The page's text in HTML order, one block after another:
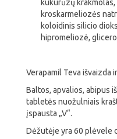
kukurūzų
kroskarmeliozės
koloidinis silicio
hipromeliozė,
Verapamil Teva išvaizda
Baltos, apvalios, abipus
tabletės nuožulniais
įspausta „V“.
Dėžutėje yra 60 plėvele